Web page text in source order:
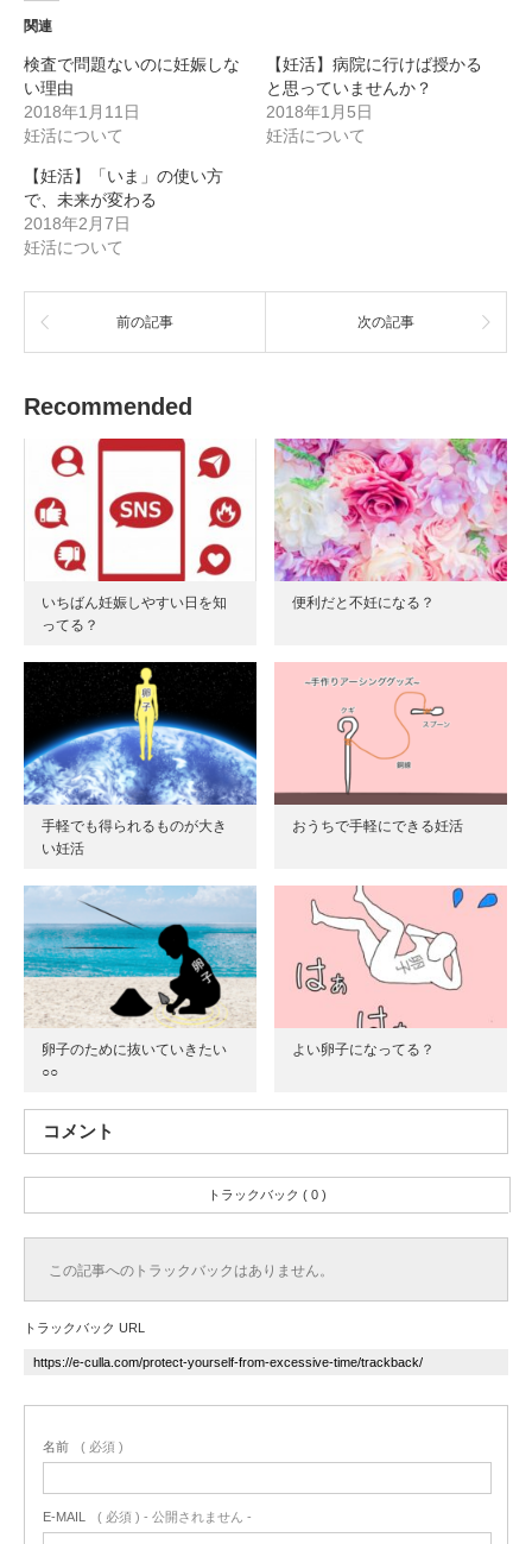
t
t
e
r
で
共
(
新
し
い
ウ
ィ
ン
で
す
共
る
に
リ
ッ
ク
し
て
く
(
し
ウ
ウ
開
き
)
関連
検査で問題ないのに妊娠しな
い理由
2018年1月11日
妊活について
【妊活】病院に行けば授かる
と思っていませんか？
2018年1月5日
妊活について
【妊活】「いま」の使い方
で、未来が変わる
2018年2月7日
妊活について
前の記事 次の記事
Recommended
いちばん妊娠しやすい日を知
ってる？
便利だと不妊になる？
手軽でも得られるものが大き
い妊活
おうちで手軽にできる妊活
卵子のために抜いていきたい
○○
よい卵子になってる？
コメント
トラックバック ( 0 )
この記事へのトラックバックはありません。
トラックバック URL
名前 ( 必須 )
E-MAIL ( 必須 ) - 公開されません -